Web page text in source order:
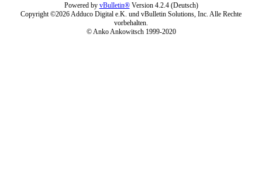
Powered by vBulletin®Version 4.2.4 (Deutsch)
Copyright ©2026 Adduco Digital e.K. und vBulletin Solutions, Inc. Alle Rechte
vorbehalten.
© Anko Ankowitsch 1999-2020